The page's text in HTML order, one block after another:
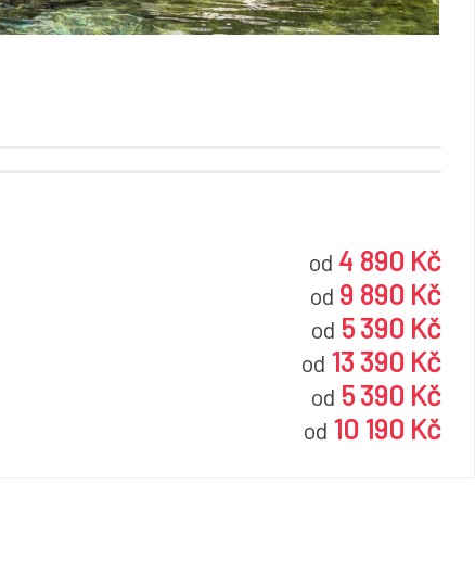
od 4 890 Kč
od 9 890 Kč
od 5 390 Kč
od 13 390 Kč
od 5 390 Kč
od 10 190 Kč